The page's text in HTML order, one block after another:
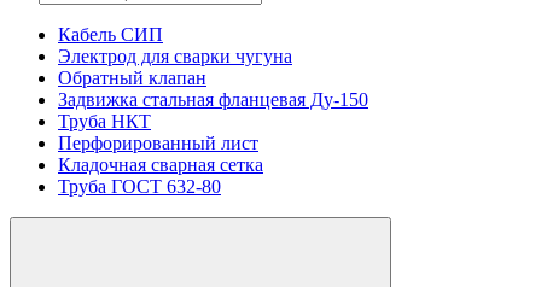
Кабель СИП
Электрод для сварки чугуна
Обратный клапан
Задвижка стальная фланцевая Ду-150
Труба НКТ
Перфорированный лист
Кладочная сварная сетка
Труба ГОСТ 632-80